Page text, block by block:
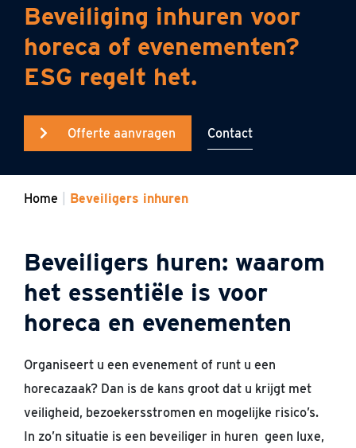
Beveiliging inhuren voor
horeca of evenementen?
ESG regelt het.
Offerte aanvragen Contact
Home Beveiligers inhuren
Beveiligers huren: waarom
het essentiële is voor
horeca en evenementen
Organiseert u een evenement of runt u een
horecazaak? Dan is de kans groot dat u krijgt met
veiligheid, bezoekersstromen en mogelijke risico’s.
In zo’n situatie is een beveiliger in huren geen luxe,